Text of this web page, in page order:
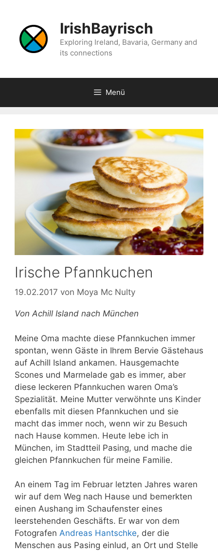
springen
IrishBayrisch
Exploring Ireland, Bavaria, Germany and
its connections
Menü
Irische Pfannkuchen
19.02.2017 von Moya Mc Nulty
Von Achill Island nach München
Meine Oma machte diese Pfannkuchen immer
spontan, wenn Gäste in Ihrem Bervie Gästehaus
auf Achill Island ankamen. Hausgemachte
Scones und Marmelade gab es immer, aber
diese leckeren Pfannkuchen waren Oma’s
Spezialität. Meine Mutter verwöhnte uns Kinder
ebenfalls mit diesen Pfannkuchen und sie
macht das immer noch, wenn wir zu Besuch
nach Hause kommen. Heute lebe ich in
München, im Stadtteil Pasing, und mache die
gleichen Pfannkuchen für meine Familie.
An einem Tag im Februar letzten Jahres waren
wir auf dem Weg nach Hause und bemerkten
einen Aushang im Schaufenster eines
leerstehenden Geschäfts. Er war von dem
Fotografen Andreas Hantschke, der die
Menschen aus Pasing einlud, an Ort und Stelle